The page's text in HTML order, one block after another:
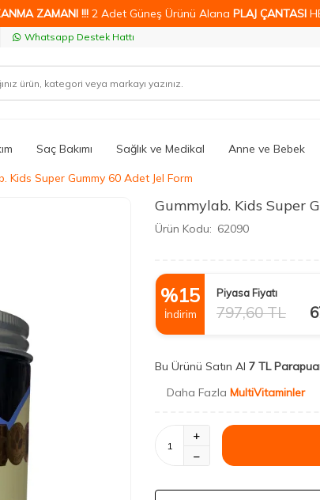
ZAMANI !!! 2 Adet Güneş Ürünü Alana PLAJ ÇANTASI
Whatsapp Destek Hattı
Saç Bakımı Sağlık ve Medikal Anne ve Bebek
Kids Super Gummy 60 Adet Jel Form
Gummylab. Kids Super
Ürün Kodu: 62090
%15
İndirim
Piyasa Fiyatı
797,60TL
Bu Ürünü Satın Al 7 TL
Daha Fazla MultiVitaminler